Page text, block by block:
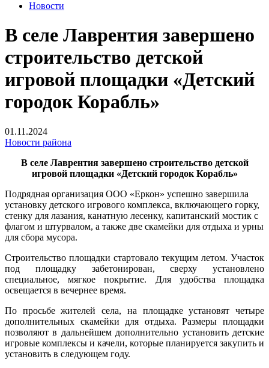
Новости
В селе Лаврентия завершено
строительство детской
игровой площадки «Детский
городок Корабль»
01.11.2024
Новости района
В селе Лаврентия завершено строительство детской
игровой площадки «Детский городок Корабль»
Подрядная организация ООО «Еркон» успешно завершила
установку детского игрового комплекса, включающего горку,
стенку для лазания, канатную лесенку, капитанский мостик с
флагом и штурвалом, а также две скамейки для отдыха и урны
для сбора мусора.
Строительство площадки стартовало текущим летом. Участок
под площадку забетонирован, сверху установлено
специальное, мягкое покрытие. Для удобства площадка
освещается в вечернее время.
По просьбе жителей села, на площадке установят четыре
дополнительных скамейки для отдыха. Размеры площадки
позволяют в дальнейшем дополнительно установить детские
игровые комплексы и качели, которые планируется закупить и
установить в следующем году.